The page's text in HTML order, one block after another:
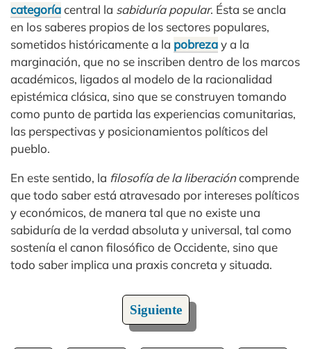
categoríacentral la sabiduría popular. Ésta se ancla
en los saberes propios de los sectores populares,
sometidos históricamente a la pobrezay a la
marginación, que no se inscriben dentro de los marcos
académicos, ligados al modelo de la racionalidad
epistémica clásica, sino que se construyen tomando
como punto de partida las experiencias comunitarias,
las perspectivas y posicionamientos políticos del
pueblo.
En este sentido, la filosofía de la liberacióncomprende
que todo saber está atravesado por intereses políticos
y económicos, de manera tal que no existe una
sabiduría de la verdad absoluta y universal, tal como
sostenía el canon filosófico de Occidente, sino que
todo saber implica una praxis concreta y situada.
Siguiente